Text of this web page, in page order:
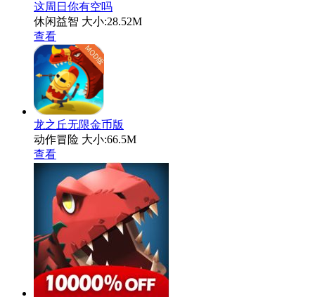
这周日你有空吗
休闲益智 大小:28.52M
查看
龙之丘无限金币版
动作冒险 大小:66.5M
查看